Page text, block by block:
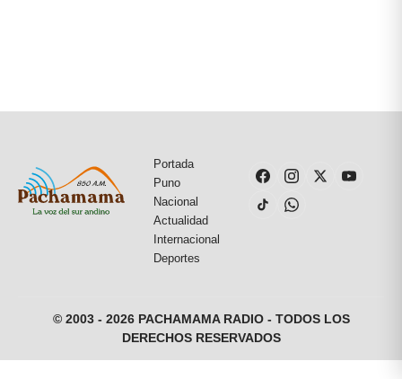
Portada
Puno
Nacional
Actualidad
Internacional
Deportes
© 2003 - 2026 PACHAMAMA RADIO - TODOS LOS
DERECHOS RESERVADOS